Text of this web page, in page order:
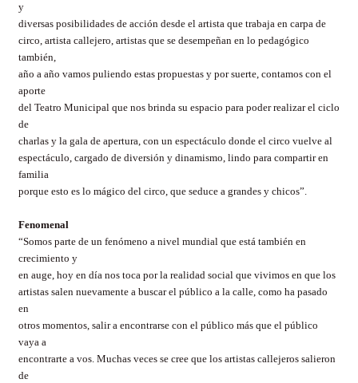
y
diversas posibilidades de acción desde el artista que trabaja en carpa de
circo, artista callejero, artistas que se desempeñan en lo pedagógico
también,
año a año vamos puliendo estas propuestas y por suerte, contamos con el
aporte
del Teatro Municipal que nos brinda su espacio para poder realizar el ciclo
de
charlas y la gala de apertura, con un espectáculo donde el circo vuelve al
espectáculo, cargado de diversión y dinamismo, lindo para compartir en
familia
porque esto es lo mágico del circo, que seduce a grandes y chicos”.
Fenomenal
“Somos parte de un fenómeno a nivel mundial que está también en
crecimiento y
en auge, hoy en día nos toca por la realidad social que vivimos en que los
artistas salen nuevamente a buscar el público a la calle, como ha pasado
en
otros momentos, salir a encontrarse con el público más que el público
vaya a
encontrarte a vos. Muchas veces se cree que los artistas callejeros salieron
de